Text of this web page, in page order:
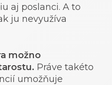
aj poslanci. A to
ju nevyužíva
možno
Práve takéto
umožňuje